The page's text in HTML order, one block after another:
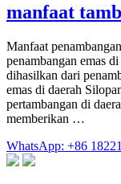
manfaat
Manfaat
penambangan emas
dihasilkan dari
emas di daerah
pertambangan di
memberikan …
WhatsApp: +86